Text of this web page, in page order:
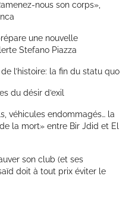
nous son corps»,
une nouvelle
Stefano Piazza
l’histoire: la fin du statu quo
du désir d’exil
véhicules endommagés… la
la mort» entre Bir Jdid et El
son club (et ses
doit à tout prix éviter le